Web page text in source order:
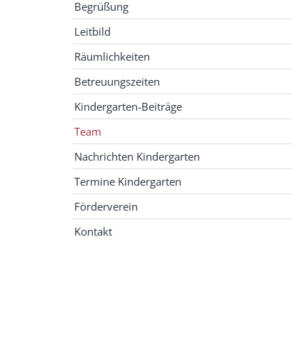
Begrüßung
Leitbild
Räumlichkeiten
Betreuungszeiten
Kindergarten-Beiträge
Team
Nachrichten Kindergarten
Termine Kindergarten
Förderverein
Kontakt